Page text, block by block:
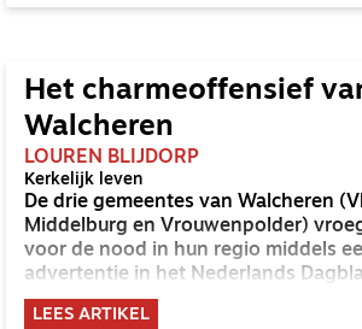
wennen. De adrenaline van haar
afgelopen vakantie mee kan nemen
de komende tijd.
Het charmeoffensief
Walcheren
LOUREN BLIJDORP
Kerkelijk leven
De drie gemeentes van Walcheren
Middelburg en Vrouwenpolder)
voor de nood in hun regio middels
advertentie in het Nederlands
waarbij zo’n tachtig
Zeeuwse babbelaars ontvingen. De
LEES ARTIKEL